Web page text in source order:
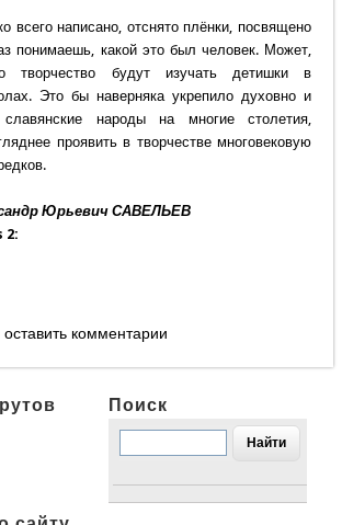
всего написано, отснято плёнки, посвящено
понимаешь, какой это был человек. Может,
творчество будут изучать детишки в
Это бы наверняка укрепило духовно и
народы на многие столетия,
проявить в творчестве многовековую
Юрьевич САВЕЛЬЕВ
2:
комментарии
Поиск